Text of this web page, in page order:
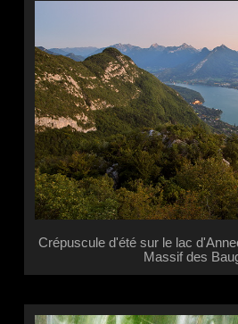
Crépuscule d'été sur le lac
Massif des